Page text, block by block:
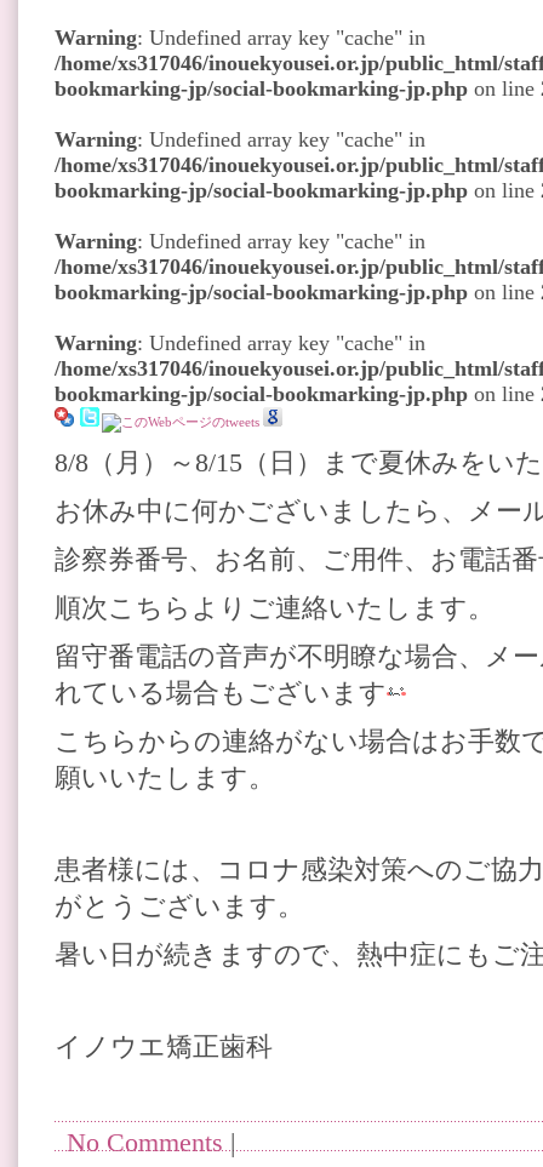
Warning: Undefined array key "cache" in
/home/xs317046/inouekyousei.or.jp/public_html/
bookmarking-jp/social-bookmarking-jp.php on line
Warning: Undefined array key "cache" in
/home/xs317046/inouekyousei.or.jp/public_html/
bookmarking-jp/social-bookmarking-jp.php on line
Warning: Undefined array key "cache" in
/home/xs317046/inouekyousei.or.jp/public_html/
bookmarking-jp/social-bookmarking-jp.php on line
Warning: Undefined array key "cache" in
/home/xs317046/inouekyousei.or.jp/public_html/
bookmarking-jp/social-bookmarking-jp.php on line
8/8（月）～8/15（日）まで夏休みをい
お休み中に何かございましたら、メー
診察券番号、お名前、ご用件、お電話
順次こちらよりご連絡いたします。
留守番電話の音声が不明瞭な場合、メ
れている場合もございます
こちらからの連絡がない場合はお手数
願いいたします。
患者様には、コロナ感染対策へのご協
がとうございます。
暑い日が続きますので、熱中症にもご
イノウエ矯正歯科
No Comments|